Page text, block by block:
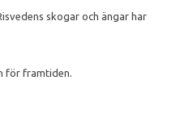
skogar och ängar har
för framtiden.